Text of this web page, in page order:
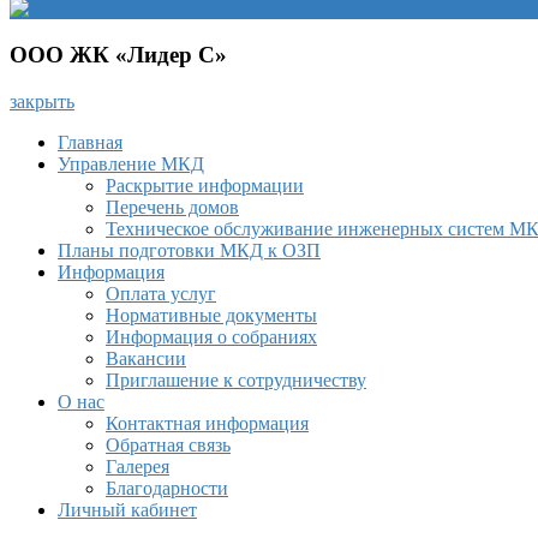
ООО ЖК «Лидер С»
закрыть
Главная
Управление МКД
Раскрытие информации
Перечень домов
Техническое обслуживание инженерных систем
Планы подготовки МКД к ОЗП
Информация
Оплата услуг
Нормативные документы
Информация о собраниях
Вакансии
Приглашение к сотрудничеству
О нас
Контактная информация
Обратная связь
Галерея
Благодарности
Личный кабинет